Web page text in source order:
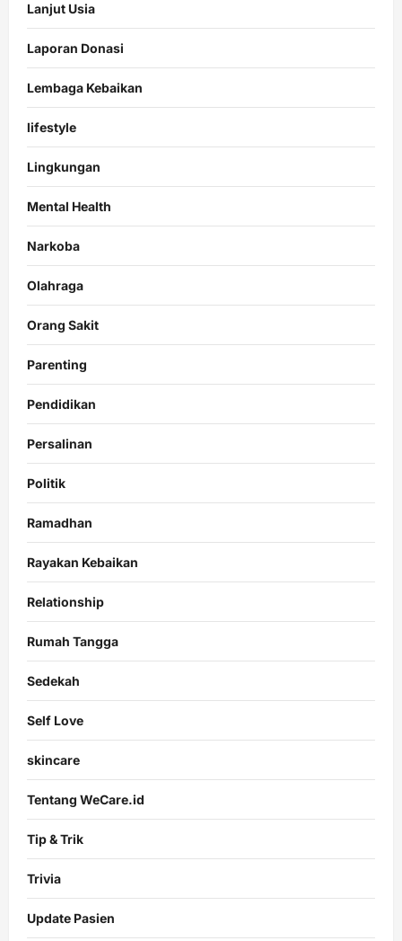
Lanjut Usia
Laporan Donasi
Lembaga Kebaikan
lifestyle
Lingkungan
Mental Health
Narkoba
Olahraga
Orang Sakit
Parenting
Pendidikan
Persalinan
Politik
Ramadhan
Rayakan Kebaikan
Relationship
Rumah Tangga
Sedekah
Self Love
skincare
Tentang WeCare.id
Tip & Trik
Trivia
Update Pasien